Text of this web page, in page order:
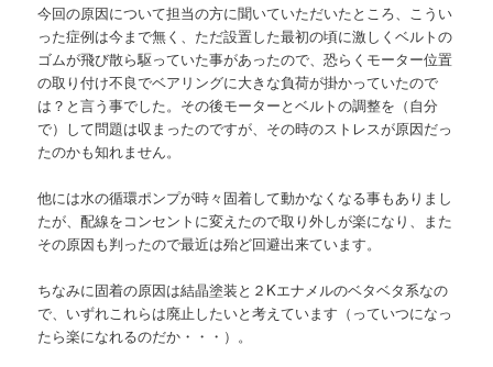
今回の原因について担当の方に聞いていただいたところ、こうい
った症例は今まで無く、ただ設置した最初の頃に激しくベルトの
ゴムが飛び散ら駆っていた事があったので、恐らくモーター位置
の取り付け不良でベアリングに大きな負荷が掛かっていたので
は？と言う事でした。その後モーターとベルトの調整を（自分
で）して問題は収まったのですが、その時のストレスが原因だっ
たのかも知れません。
他には水の循環ポンプが時々固着して動かなくなる事もありまし
たが、配線をコンセントに変えたので取り外しが楽になり、また
その原因も判ったので最近は殆ど回避出来ています。
ちなみに固着の原因は結晶塗装と２Kエナメルのベタベタ系なの
で、いずれこれらは廃止したいと考えています（っていつになっ
たら楽になれるのだか・・・）。